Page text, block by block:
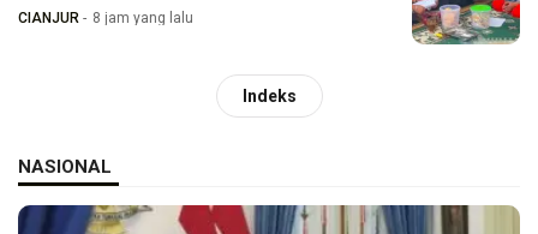
CIANJUR 8 jam yang lalu
Indeks
NASIONAL